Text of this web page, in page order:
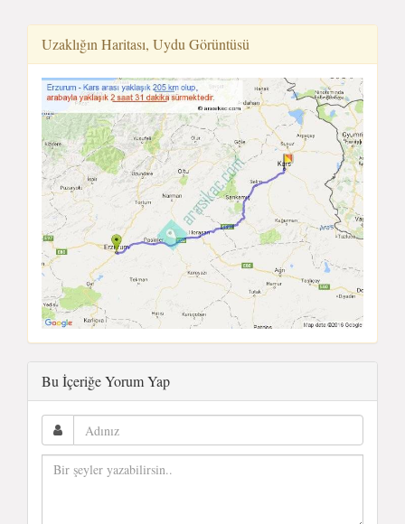
Uzaklığın Haritası, Uydu Görüntüsü
Bu İçeriğe Yorum Yap